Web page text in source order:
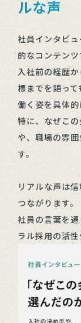
ルな声
社員インタビ
的なコンテンツ
入社前の経歴
標までを語っ
働く姿を具体的
特に、なぜこ
や、職場の雰
す。
リアルな声は
つながります。
社員の言葉を
ラル採用の活